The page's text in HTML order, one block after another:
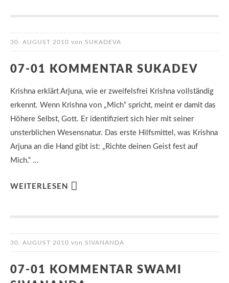
30. AUGUST 2010 von SUKADEVA
07-01 KOMMENTAR SUKADEV
Krishna erklärt Arjuna, wie er zweifelsfrei Krishna vollständig
erkennt. Wenn Krishna von „Mich“ spricht, meint er damit das
Höhere Selbst, Gott. Er identifiziert sich hier mit seiner
unsterblichen Wesensnatur. Das erste Hilfsmittel, was Krishna
Arjuna an die Hand gibt ist: „Richte deinen Geist fest auf
Mich.“ …
WEITERLESEN
30. AUGUST 2010 von SIVANANDA
07-01 KOMMENTAR SWAMI